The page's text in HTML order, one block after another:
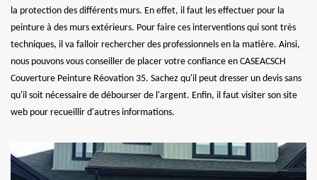
la protection des différents murs. En effet, il faut les effectuer pour la
peinture à des murs extérieurs. Pour faire ces interventions qui sont très
techniques, il va falloir rechercher des professionnels en la matière. Ainsi,
nous pouvons vous conseiller de placer votre confiance en CASEACSCH
Couverture Peinture Réovation 35. Sachez qu'il peut dresser un devis sans
qu'il soit nécessaire de débourser de l'argent. Enfin, il faut visiter son site
web pour recueillir d'autres informations.